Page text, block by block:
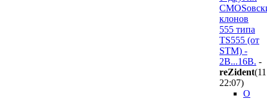
клонов
555 типа
TS555 (от
STM) -
2В...16В. -
reZident
22:07)
О